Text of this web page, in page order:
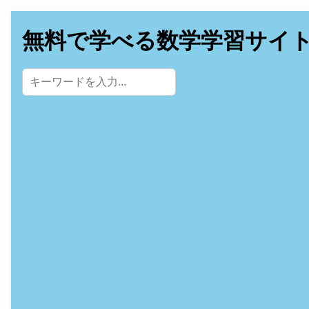
無料で学べる数学学習サイ
サイト内検索